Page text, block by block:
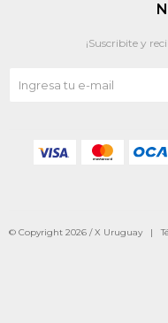
¡Suscribite y
© Copyright 2026 / X Uruguay |